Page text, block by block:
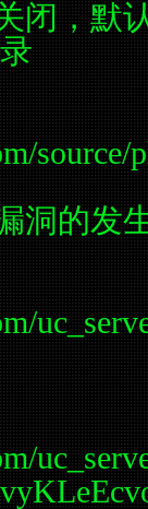
闭，默
source/
洞的发